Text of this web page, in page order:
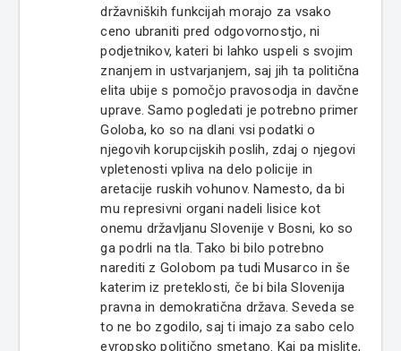
državniških funkcijah morajo za vsako
ceno ubraniti pred odgovornostjo, ni
podjetnikov, kateri bi lahko uspeli s svojim
znanjem in ustvarjanjem, saj jih ta politična
elita ubije s pomočjo pravosodja in davčne
uprave. Samo pogledati je potrebno primer
Goloba, ko so na dlani vsi podatki o
njegovih korupcijskih poslih, zdaj o njegovi
vpletenosti vpliva na delo policije in
aretacije ruskih vohunov. Namesto, da bi
mu represivni organi nadeli lisice kot
onemu državljanu Slovenije v Bosni, ko so
ga podrli na tla. Tako bi bilo potrebno
narediti z Golobom pa tudi Musarco in še
katerim iz preteklosti, če bi bila Slovenija
pravna in demokratična država. Seveda se
to ne bo zgodilo, saj ti imajo za sabo celo
evropsko politično smetano. Kaj pa mislite,